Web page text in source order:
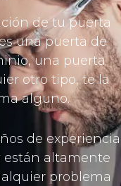
de tu puerta
una puerta de
una puerta
otro tipo, te la
alguno.
de experiencia
están altamente
problema